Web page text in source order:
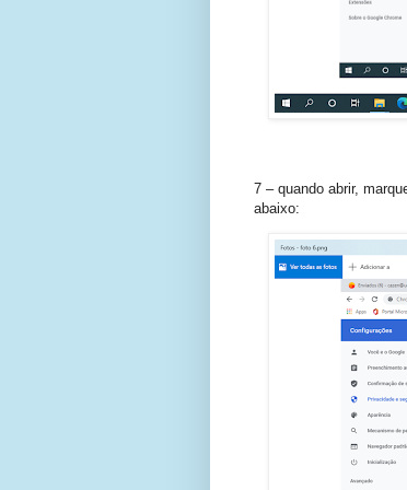
7 – quando abrir,
abaixo: